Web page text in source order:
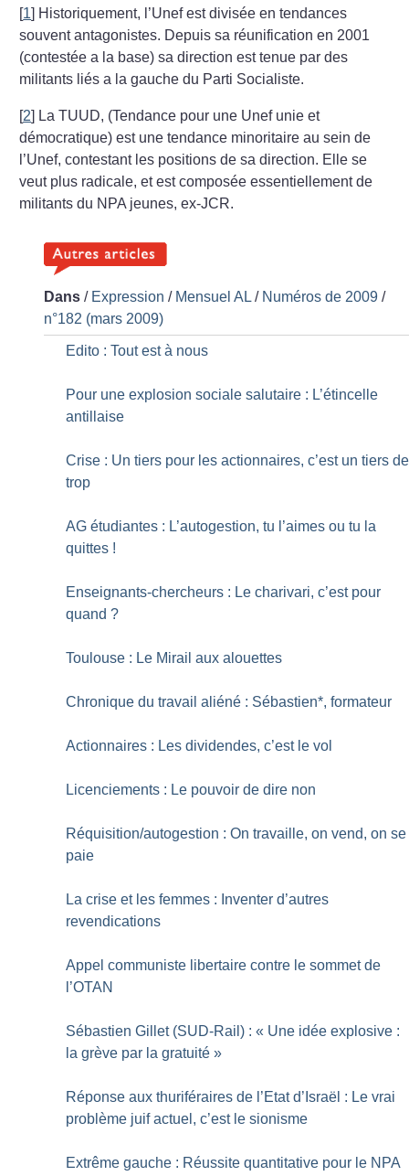
[1] Historiquement, l’Unef est divisée en tendances
souvent antagonistes. Depuis sa réunification en 2001
(contestée a la base) sa direction est tenue par des
militants liés a la gauche du Parti Socialiste.
[2] La TUUD, (Tendance pour une Unef unie et
démocratique) est une tendance minoritaire au sein de
l’Unef, contestant les positions de sa direction. Elle se
veut plus radicale, et est composée essentiellement de
militants du NPA jeunes, ex-JCR.
Dans / Expression / Mensuel AL / Numéros de 2009 /
n°182 (mars 2009)
Edito : Tout est à nous
Pour une explosion sociale salutaire : L’étincelle
antillaise
Crise : Un tiers pour les actionnaires, c’est un tiers de
trop
AG étudiantes : L’autogestion, tu l’aimes ou tu la
quittes !
Enseignants-chercheurs : Le charivari, c’est pour
quand ?
Toulouse : Le Mirail aux alouettes
Chronique du travail aliéné : Sébastien*, formateur
Actionnaires : Les dividendes, c’est le vol
Licenciements : Le pouvoir de dire non
Réquisition/autogestion : On travaille, on vend, on se
paie
La crise et les femmes : Inventer d’autres
revendications
Appel communiste libertaire contre le sommet de
l’OTAN
Sébastien Gillet (SUD-Rail) : « Une idée explosive :
la grève par la gratuité »
Réponse aux thuriféraires de l’Etat d’Israël : Le vrai
problème juif actuel, c’est le sionisme
Extrême gauche : Réussite quantitative pour le NPA